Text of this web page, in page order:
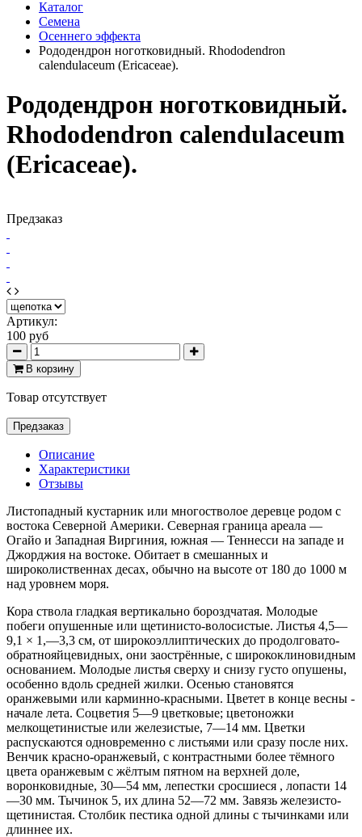
Каталог
Семена
Осеннего эффекта
Рододендрон ноготковидный. Rhododendron
calendulaceum (Ericaceae).
Рододендрон ноготковидный.
Rhododendron calendulaceum
(Ericaceae).
Предзаказ
Артикул:
100 руб
В корзину
Товар отсутствует
Предзаказ
Описание
Характеристики
Отзывы
Листопадный кустарник или многостволое деревце родом с
востока Северной Америки. Северная граница ареала —
Огайо и Западная Виргиния, южная — Теннесси на западе и
Джорджия на востоке. Обитает в смешанных и
широколиственнах десах, обычно на высоте от 180 до 1000 м
над уровнем моря.
Кора ствола гладкая вертикально бороздчатая. Молодые
побеги опушенные или щетинисто-волосистые. Листья 4,5—
9,1 × 1,—3,3 см, от широкоэллиптических до продолговато-
обратнояйцевидных, они заострённые, с ширококлиновидным
основанием. Молодые листья сверху и снизу густо опушены,
особенно вдоль средней жилки. Осенью становятся
оранжевыми или карминно-красными. Цветет в конце весны -
начале лета. Соцветия 5—9 цветковые; цветоножки
мелкощетинистые или железистые, 7—14 мм. Цветки
распускаются одновременно с листьями или сразу после них.
Венчик красно-оранжевый, с контрастными более тёмного
цвета оранжевым с жёлтым пятном на верхней доле,
воронковидные, 30—54 мм, лепестки сросшиеся , лопасти 14
—30 мм. Тычинок 5, их длина 52—72 мм. Завязь железисто-
щетинистая. Столбик пестика одной длины с тычинками или
длиннее их.